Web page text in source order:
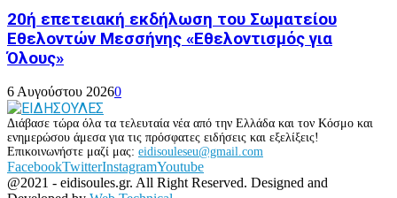
20ή επετειακή εκδήλωση του Σωματείου
Εθελοντών Μεσσήνης «Εθελοντισμός για
Όλους»
6 Αυγούστου 20260
Διάβασε τώρα όλα τα τελευταία νέα από την Ελλάδα και τον Κόσμο και
ενημερώσου άμεσα για τις πρόσφατες ειδήσεις και εξελίξεις!
Επικοινωνήστε μαζί μας: eidisouleseu@gmail.com
FacebookTwitterInstagramYoutube
@2021 - eidisoules.gr. All Right Reserved. Designed and